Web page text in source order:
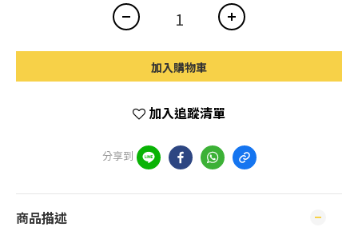
加入購物車
加入追蹤清單
分享到
商品描述